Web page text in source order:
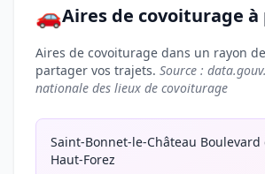
🚗Aires de covoiturage
Aires de covoiturage dans un rayon
partager vos trajets. Source :
nationale des lieux de covoiturage
Saint-Bonnet-le-Château Boulevard
Haut-Forez